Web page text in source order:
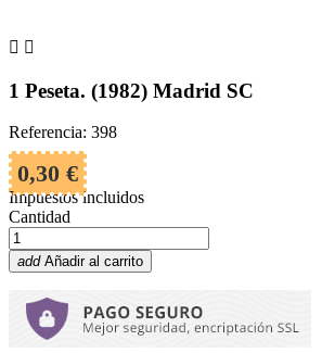
 
1 Peseta. (1982) Madrid SC
Referencia: 398
0,30 €
Impuestos incluidos
Cantidad
add Añadir al carrito